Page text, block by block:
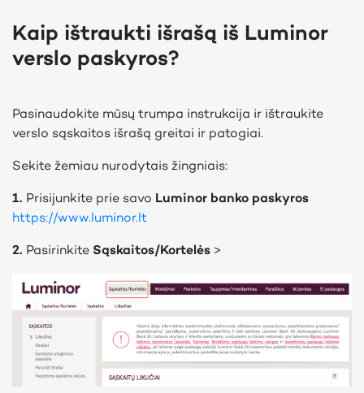
Kaip ištraukti išrašą iš Luminor
verslo paskyros?
Pasinaudokite mūsų trumpa instrukcija ir ištraukite
verslo sąskaitos išrašą greitai ir patogiai.
Sekite žemiau nurodytais žingniais:
1. Prisijunkite prie savo Luminor banko paskyros
https://www.luminor.lt
2. Pasirinkite Sąskaitos/Kortelės >